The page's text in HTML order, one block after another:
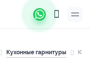
Кухонные гарнитуры